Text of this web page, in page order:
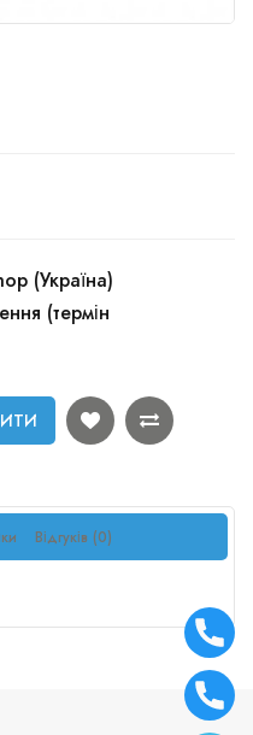
(Україна)
(термін
Відгуків (0)